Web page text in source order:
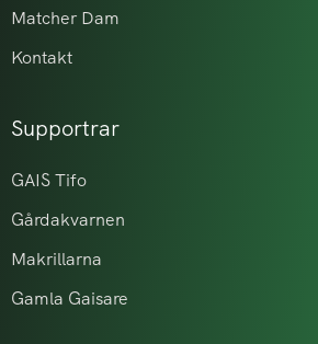
Matcher Dam
Kontakt
Supportrar
GAIS Tifo
Gårdakvarnen
Makrillarna
Gamla Gaisare